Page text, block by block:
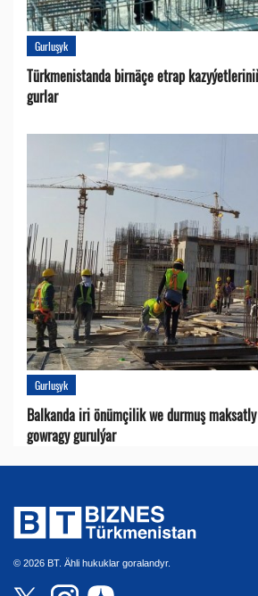
Gurluşyk
Türkmenistanda birnäçe etrap
gurlar
Gurluşyk
Balkanda iri önümçilik we durmuş
gowragy gurulýar
© 2026 BT. Ähli hukuklar goralandyr.